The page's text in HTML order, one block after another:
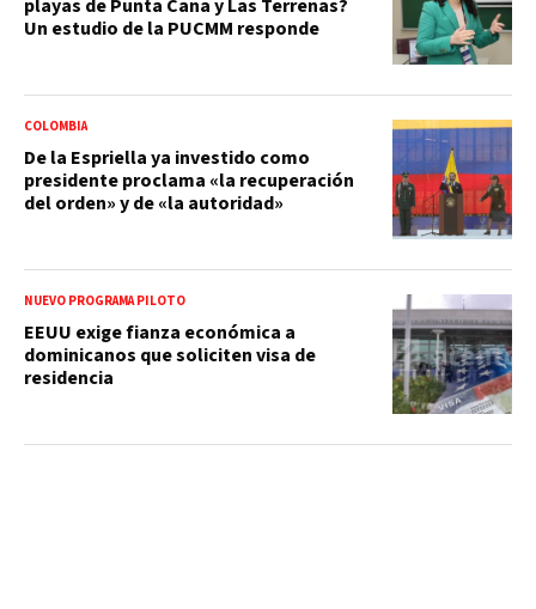
playas de Punta Cana y Las Terrenas?
Un estudio de la PUCMM responde
COLOMBIA
De la Espriella ya investido como
presidente proclama «la recuperación
del orden» y de «la autoridad»
NUEVO PROGRAMA PILOTO
EEUU exige fianza económica a
dominicanos que soliciten visa de
residencia